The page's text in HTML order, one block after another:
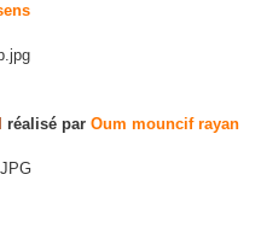
réalisé par Oum mouncif rayan